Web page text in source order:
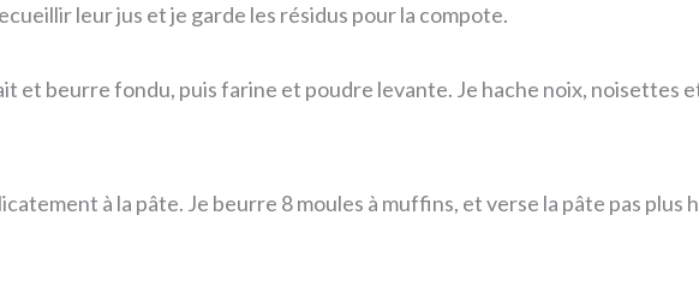
leur jus et je garde les résidus pour la compote.
et beurre fondu, puis farine et poudre levante. Je hache noix, noisettes
à la pâte. Je beurre 8 moules à muffins, et verse la pâte pas plus